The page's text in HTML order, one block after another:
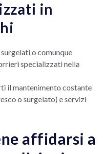
in
o comunque
specializzati nella
il mantenimento costante
o surgelato) e servizi
affidarsi a